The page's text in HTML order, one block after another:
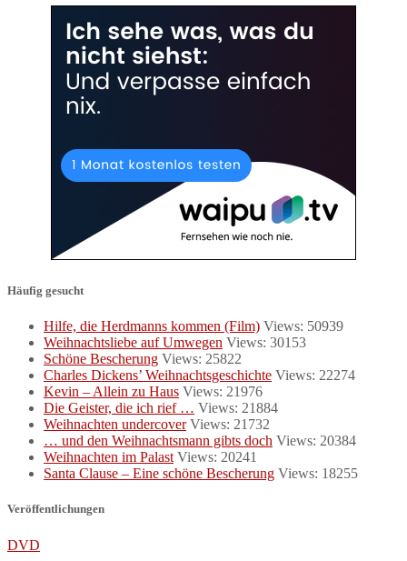
Häufig gesucht
Hilfe, die Herdmanns kommen (Film) Views: 50939
Weihnachtsliebe auf Umwegen Views: 30153
Schöne Bescherung Views: 25822
Charles Dickens’ Weihnachtsgeschichte Views: 22274
Kevin – Allein zu Haus Views: 21976
Die Geister, die ich rief … Views: 21884
Weihnachten undercover Views: 21732
… und den Weihnachtsmann gibts doch Views: 20384
Weihnachten im Palast Views: 20241
Santa Clause – Eine schöne Bescherung Views: 18255
Veröffentlichungen
DVD